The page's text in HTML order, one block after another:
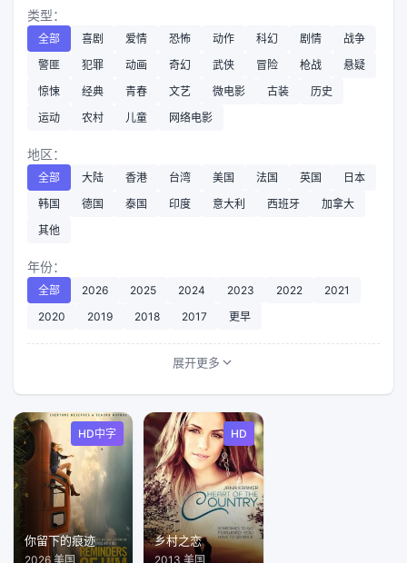
类型：
全部 喜剧 爱情 恐怖 动作 科幻 剧情
战争
警匪
犯罪 动画 奇幻 武侠 冒险 枪战
悬疑
惊悚
经典 青春 文艺 微电影 古装
历史
运动
农村 儿童 网络电影
地区：
全部 大陆 香港 台湾 美国 法国 英国
日本
韩国
德国 泰国 印度 意大利 西班牙
加拿大
其他
年份：
全部 2026 2025 2024 2023 2022
2021
2020
2019 2018 2017 更早
展开更多
HD中字
你留下的痕迹
2026 美国
HD
乡村之恋
2013 美国